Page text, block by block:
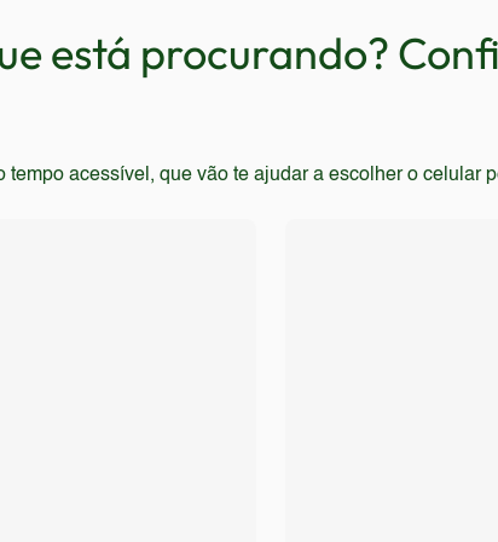
está procurando?
acessível, que vão te ajudar a escolher o celular